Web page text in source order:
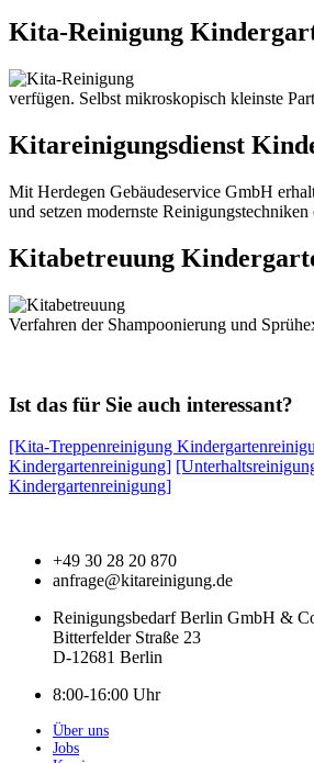
Kita-Reinigung
verfügen. Selbst mikroskopisch kleinste
Kitareinigungsdienst
Mit Herdegen Gebäudeservice GmbH
und setzen modernste
Kitabetreuung
Verfahren der Shampoonierung und
Ist das für Sie auch interessant?
[Kita-Treppenreinigung
Kindergartenreinigung]
Kindergartenreinigung]
+49 30 28 20 870
anfrage@kitareinigung.de
Reinigungsbedarf Berlin GmbH &
Bitterfelder Straße 23
D-12681 Berlin
8:00-16:00 Uhr
Über uns
Jobs